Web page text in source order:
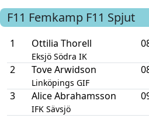
F11 Femkamp F11 Spjut
1 Ottilia Thorell
Eksjö Södra IK
2 Tove Arwidson
Linköpings GIF
3 Alice Abrahamsson
IFK Sävsjö